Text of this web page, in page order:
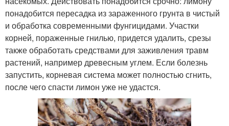
понадобится пересадка из зараженного грунта в чистый
и обработка современными фунгицидами. Участки
корней, пораженные гнилью, придется удалить, срезы
также обработать средствами для заживления травм
растений, например древесным углем. Если болезнь
запустить, корневая система может полностью сгнить,
после чего спасти лимон уже не удастся.